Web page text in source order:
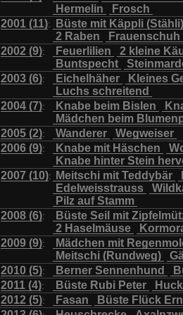
Uhu mit Jungen Waschbär
Hermelin
Frosch
2001 (11): Büste mit Käppli (Stähli)
2 Raben
Frauenschuh
2002 (9): Feuerlilien 2 kleine
Buntspecht
2003 (6): Eichelhäher Kleines
Luchs schreitend
2004 (7): Knabe beim Bislen
Mädchen beim
2005 (2): Wanderer
Wegweiser
2006 (9): Knabe mit Häschen
Knabe hinter Stein
2007 (10): Meitschi mit Teddybär
Edelweisstrauss
Pilz auf Stamm
2008 (6): Büste Seil mit
2 Haselmäuse
2009 (9): Mädchen mit
Meitschi (Rundweg)
2010 (5): Berner Sennenhund
2011 (4): Büste Rubi Peter
2012 (5): Fasan Büste Flück